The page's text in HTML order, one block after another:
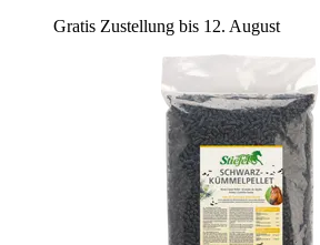
Gratis Zustellung bis 12. August